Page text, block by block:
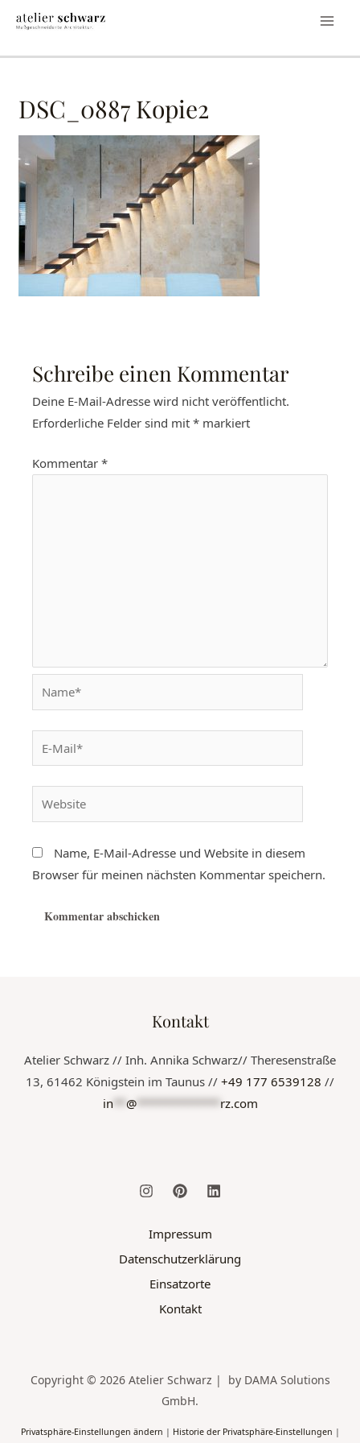
DSC_0887 Kopie2
Schreibe einen Kommentar
Deine E-Mail-Adresse wird nicht veröffentlicht.
Erforderliche Felder sind mit* markiert
Kommentar*
Name, E-Mail-Adresse und Website in diesem
Browser für meinen nächsten Kommentar speichern.
Kontakt
Atelier Schwarz // Inh. Annika Schwarz// Theresenstraße
13, 61462 Königstein im Taunus // +49 177 6539128 //
in ** @************* rz.com
Impressum
Datenschutzerklärung
Einsatzorte
Kontakt
Copyright © 2026 Atelier Schwarz | by DAMA Solutions
GmbH.
Privatsphäre-Einstellungen ändern | Historie der Privatsphäre-Einstellungen |